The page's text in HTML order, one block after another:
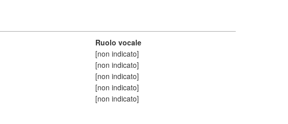
Ruolo vocale
[non indicato]
[non indicato]
[non indicato]
[non indicato]
[non indicato]